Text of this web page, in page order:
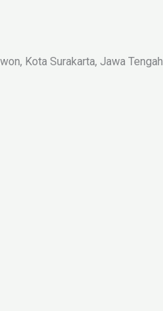
Kota Surakarta, Jawa Tengah